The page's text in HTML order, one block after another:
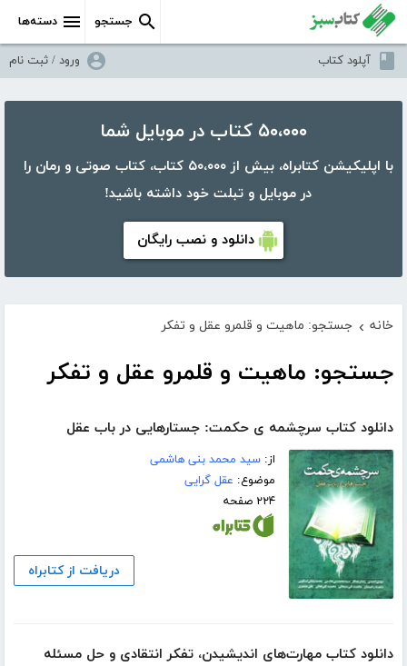
دسته‌ها جستجو
آپلود کتاب ورود / ثبت نام
۵۰،۰۰۰ کتاب در موبایل شما
با اپلیکیشن کتابراه، بیش از ۵۰،۰۰۰ کتاب، کتاب صوتی و رمان را
در موبایل و تبلت خود داشته باشید!
دانلود و نصب رایگان
خانه › جستجو: ماهیت و قلمرو عقل و تفکر
جستجو: ماهیت و قلمرو عقل و تفکر
دانلود کتاب سرچشمه ی حکمت: جستارهایی در باب عقل
از:سید محمد بنی هاشمی
موضوع: عقل گرایی
۲۲۴ صفحه
دریافت از کتابراه
دانلود کتاب مهارت‌های اندیشیدن، تفکر انتقادی و حل مسئله